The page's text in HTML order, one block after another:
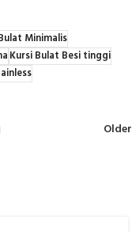
Minimalis
Kursi Bulat Besi tinggi
Older